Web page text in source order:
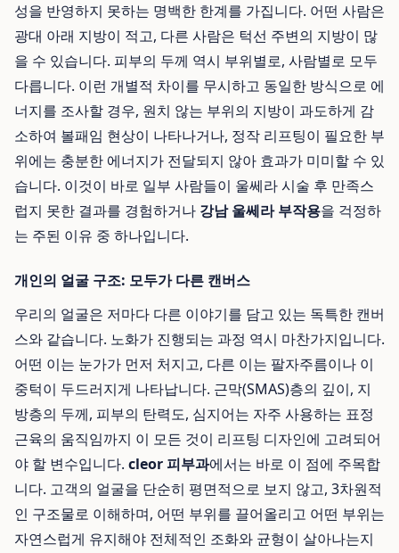
성을 반영하지 못하는 명백한 한계를 가집니다. 어떤 사람은
광대 아래 지방이 적고, 다른 사람은 턱선 주변의 지방이 많
을 수 있습니다. 피부의 두께 역시 부위별로, 사람별로 모두
다릅니다. 이런 개별적 차이를 무시하고 동일한 방식으로 에
너지를 조사할 경우, 원치 않는 부위의 지방이 과도하게 감
소하여 볼패임 현상이 나타나거나, 정작 리프팅이 필요한 부
위에는 충분한 에너지가 전달되지 않아 효과가 미미할 수 있
습니다. 이것이 바로 일부 사람들이 울쎄라 시술 후 만족스
럽지 못한 결과를 경험하거나 강남 울쎄라 부작용을 걱정하
는 주된 이유 중 하나입니다.
개인의 얼굴 구조: 모두가 다른 캔버스
우리의 얼굴은 저마다 다른 이야기를 담고 있는 독특한 캔버
스와 같습니다. 노화가 진행되는 과정 역시 마찬가지입니다.
어떤 이는 눈가가 먼저 처지고, 다른 이는 팔자주름이나 이
중턱이 두드러지게 나타납니다. 근막(SMAS)층의 깊이, 지
방층의 두께, 피부의 탄력도, 심지어는 자주 사용하는 표정
근육의 움직임까지 이 모든 것이 리프팅 디자인에 고려되어
야 할 변수입니다. cleor 피부과에서는 바로 이 점에 주목합
니다. 고객의 얼굴을 단순히 평면적으로 보지 않고, 3차원적
인 구조물로 이해하며, 어떤 부위를 끌어올리고 어떤 부위는
자연스럽게 유지해야 전체적인 조화와 균형이 살아나는지